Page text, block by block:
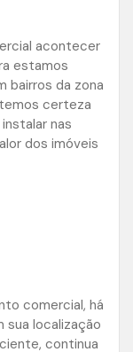
acontecer
estamos
bairros da zona
certeza
nas
dos imóveis
comercial, há
sua localização
continua